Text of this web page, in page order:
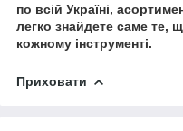
по всій Україні,
легко знайдете саме те,
кожному інструменті.
Приховати